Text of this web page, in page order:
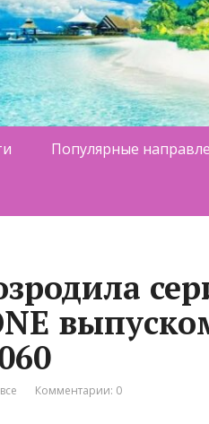
Популярные
Комментарии: 0